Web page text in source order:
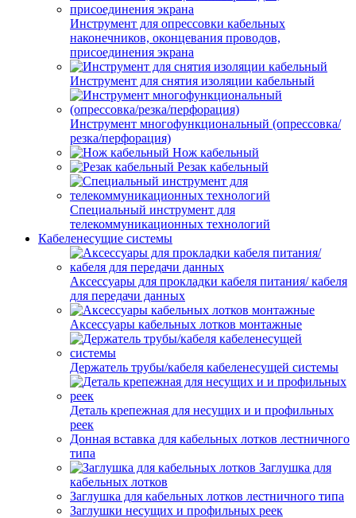
Инструмент для опрессовки кабельных
наконечников, оконцевания проводов,
присоединения экрана
Инструмент для снятия изоляции кабельный
Инструмент многофункциональный (опрессовка/
резка/перфорация)
Нож кабельный
Резак кабельный
Специальный инструмент для
телекоммуникационных технологий
Кабеленесущие системы
Аксессуары для прокладки кабеля питания/ кабеля
для передачи данных
Аксессуары кабельных лотков монтажные
Держатель трубы/кабеля кабеленесущей системы
Деталь крепежная для несущих и и профильных
реек
Донная вставка для кабельных лотков лестничного
типа
Заглушка для
кабельных лотков
Заглушка для кабельных лотков лестничного типа
Заглушки несущих и профильных реек